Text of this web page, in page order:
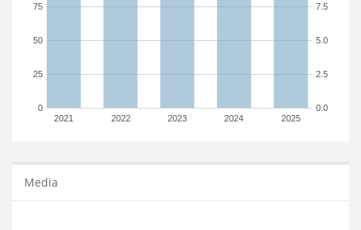
2021 2022 2023 2024 2025
0
25
50
75
0.0
2.5
5.0
7.5
Media